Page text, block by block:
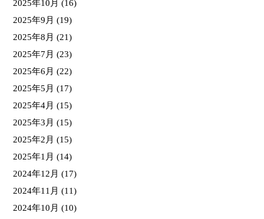
2025年10月 (16)
2025年9月 (19)
2025年8月 (21)
2025年7月 (23)
2025年6月 (22)
2025年5月 (17)
2025年4月 (15)
2025年3月 (15)
2025年2月 (15)
2025年1月 (14)
2024年12月 (17)
2024年11月 (11)
2024年10月 (10)